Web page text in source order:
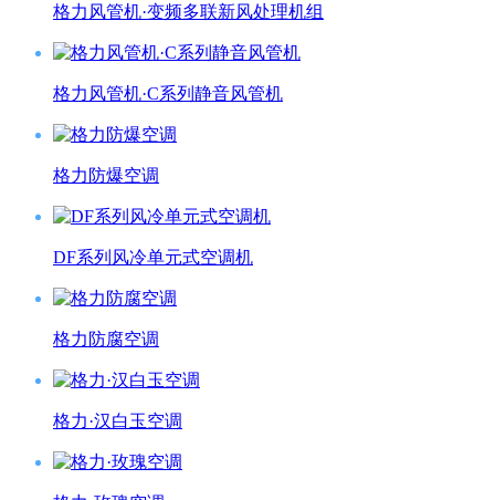
格力风管机·变频多联新风处理机组
格力风管机·C系列静音风管机
格力防爆空调
DF系列风冷单元式空调机
格力防腐空调
格力·汉白玉空调